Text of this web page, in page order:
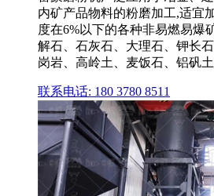
内矿产品物料的粉磨加工,适宜
度在6%以下的各种非易燃易爆
解石、石灰石、大理石、钾长
岗岩、高岭土、麦饭石、铝矾
联系电话: 180 3780 8511